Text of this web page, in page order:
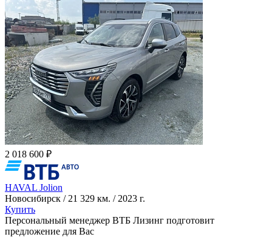
2 018 600 ₽
HAVAL Jolion
Новосибирск / 21 329 км. / 2023 г.
Купить
Персональный менеджер ВТБ Лизинг подготовит
предложение для Вас